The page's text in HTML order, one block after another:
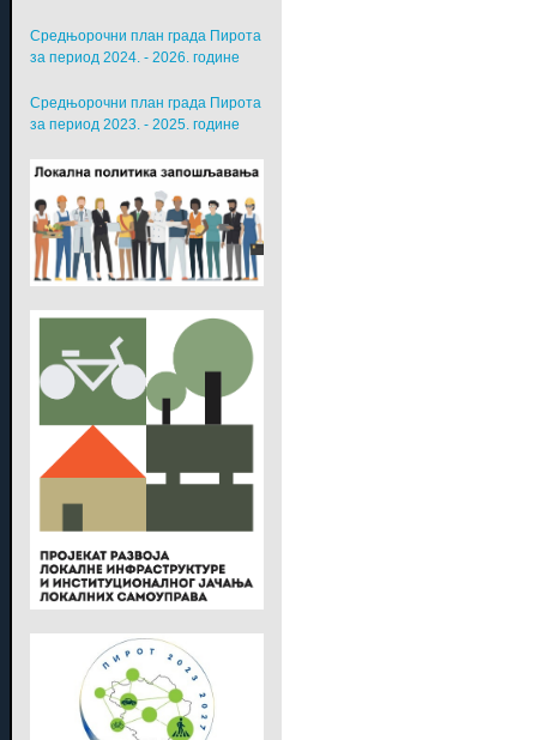
Средњорочни план града Пирота
за период 2024. - 2026. године
Средњорочни план града Пирота
за период 2023. - 2025. године